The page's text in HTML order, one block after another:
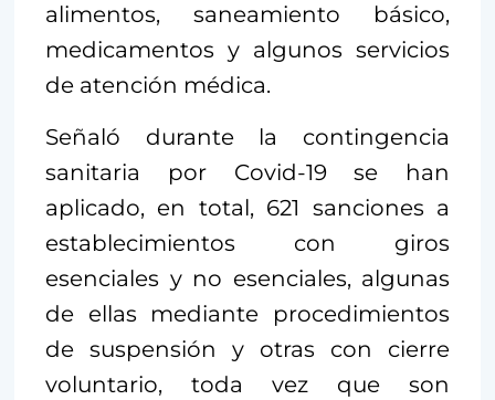
alimentos, saneamiento básico,
medicamentos y algunos servicios
de atención médica.
Señaló durante la contingencia
sanitaria por Covid-19 se han
aplicado, en total, 621 sanciones a
establecimientos con giros
esenciales y no esenciales, algunas
de ellas mediante procedimientos
de suspensión y otras con cierre
voluntario, toda vez que son